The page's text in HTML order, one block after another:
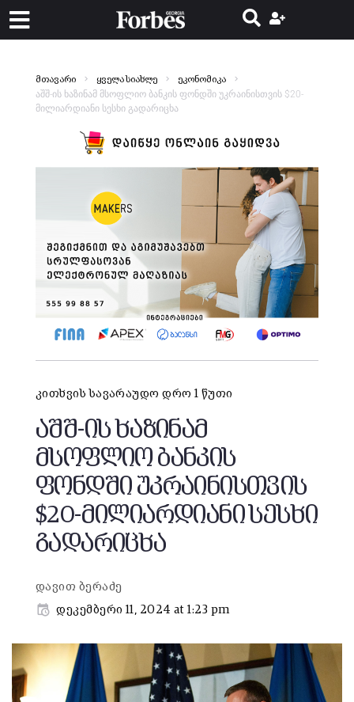
მთავარი ყველა სიახლე ეკონომიკა
აშშ-ის ხაზინამ მსოფლიო ბანკის ფონდში უკრაინისთვის $20-
მილიარდიანი სესხი გადარიცხა
კითხვის სავარაუდო დრო 1 წუთი
აშშ-ის ხაზინამ
მსოფლიო ბანკის
ფონდში უკრაინისთვის
$20-მილიარდიანი სესხი
გადარიცხა
დავით ბერაძე
დეკემბერი 11, 2024 at 1:23 pm